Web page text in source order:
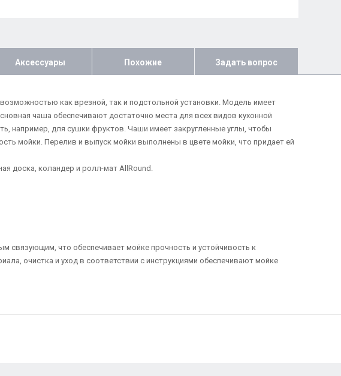
Аксессуары Похожие Задать вопрос
как врезной, так и подстольной установки. Модель имеет
чаша обеспечивают достаточно места для всех видов кухонной
например, для сушки фруктов. Чаши имеет закругленные углы, чтобы
мойки. Перелив и выпуск мойки выполнены в цвете мойки, что придает ей
доска, коландер и ролл-мат AllRound.
связующим, что обеспечивает мойке прочность и устойчивость к
очистка и уход в соответствии с инструкциями обеспечивают мойке